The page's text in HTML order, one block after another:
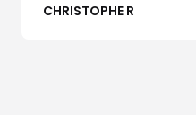
CHRISTOPHE R